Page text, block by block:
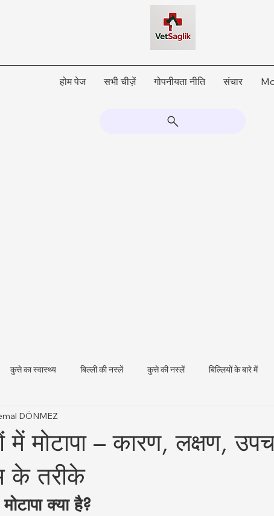
होम पेज सभी चीज़ें गोपनीयता नीति संचार
कुत्ते का स्वास्थ्य बिल्ली की नस्लें कुत्ते की नस्लें बिल्लियों के बारे में
पशुधन स्वास्थ्य
में मोटापा – कारण, लक्षण,
के तरीके
DÖNMEZ
क्या है?